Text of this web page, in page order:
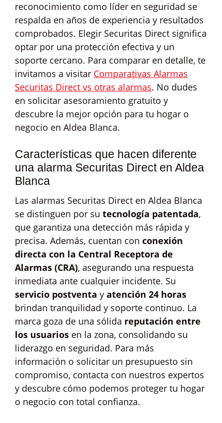
reconocimiento como líder en seguridad se
respalda en años de experiencia y resultados
comprobados. Elegir Securitas Direct significa
optar por una protección efectiva y un
soporte cercano. Para comparar en detalle, te
invitamos a visitar Comparativas Alarmas
Securitas Direct vs otras alarmas. No dudes
en solicitar asesoramiento gratuito y
descubre la mejor opción para tu hogar o
negocio en Aldea Blanca.
Características que hacen diferente
una alarma Securitas Direct en Aldea
Blanca
Las alarmas Securitas Direct en Aldea Blanca
se distinguen por su tecnología patentada,
que garantiza una detección más rápida y
precisa. Además, cuentan con conexión
directa con la Central Receptora de
Alarmas (CRA), asegurando una respuesta
inmediata ante cualquier incidente. Su
servicio postventa y atención 24 horas
brindan tranquilidad y soporte continuo. La
marca goza de una sólida reputación entre
los usuarios en la zona, consolidando su
liderazgo en seguridad. Para más
información o solicitar un presupuesto sin
compromiso, contacta con nuestros expertos
y descubre cómo podemos proteger tu hogar
o negocio con total confianza.